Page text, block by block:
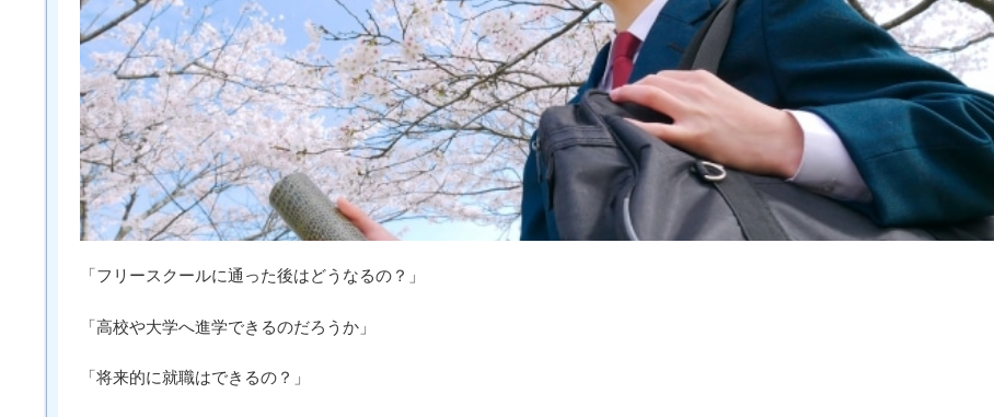
「フリースクールに通った後はどうなるの？」
「高校や大学へ進学できるのだろうか」
「将来的に就職はできるの？」